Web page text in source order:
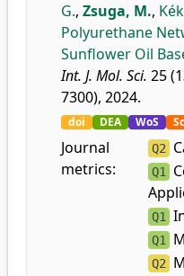
G., Zsuga, M.,
Polyurethane
Sunflower Oil
Int. J. Mol. Sci. 25
7300), 2024.
doi DEA WoS
Journal
metrics:
Q2
Q1
Q1
Q1
Q2